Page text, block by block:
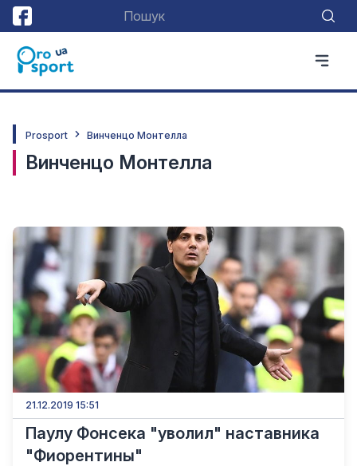
Prosport Винченцо Монтелла
Винченцо Монтелла
21.12.2019 15:51
Паулу Фонсека "уволил" наставника
"Фиорентины"